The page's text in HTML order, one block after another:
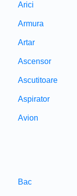
Arici
Armura
Artar
Ascensor
Ascutitoare
Aspirator
Avion
Bac